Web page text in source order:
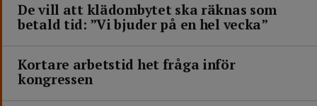
De vill att klädombytet ska räknas som
betald tid: ”Vi bjuder på en hel vecka”
Kortare arbetstid het fråga inför
kongressen